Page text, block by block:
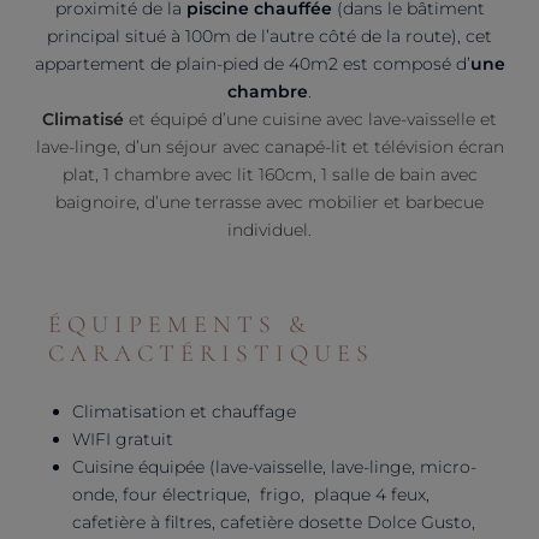
proximité de la piscine chauffée (dans le bâtiment
principal situé à 100m de l’autre côté de la route), cet
appartement de plain-pied de 40m2 est composé d’une
chambre.
Climatisé et équipé d’une cuisine avec lave-vaisselle et
lave-linge, d’un séjour avec canapé-lit et télévision écran
plat, 1 chambre avec lit 160cm, 1 salle de bain avec
baignoire, d’une terrasse avec mobilier et barbecue
individuel.
ÉQUIPEMENTS &
CARACTÉRISTIQUES
Climatisation et chauffage
WIFI gratuit
Cuisine équipée (lave-vaisselle, lave-linge, micro-
onde, four électrique, frigo, plaque 4 feux,
cafetière à filtres, cafetière dosette Dolce Gusto,